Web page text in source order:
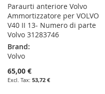
Paraurti anteriore Volvo
Ammortizzatore per VOLVO
V40 II 13- Numero di parte
Volvo 31283746
Brand:
Volvo
65,00 €
53,72 €